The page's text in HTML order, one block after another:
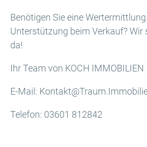
Benötigen Sie eine
Unterstützung beim Verkauf? Wir
da!
Ihr Team von KOCH IMMOBILIEN
E-Mail:
Telefon: 03601 812842